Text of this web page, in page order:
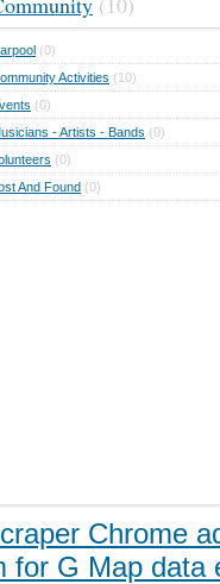
(0)
Activities (10)
(0)
- Artists - Bands (0)
(0)
And Found (0)
Chrome
for G Map data